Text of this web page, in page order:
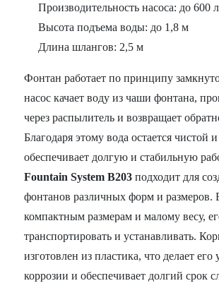
Производительность насоса: до 600
Высота подъема воды: до 1,8 м
Длина шлангов: 2,5 м
Фонтан работает по принципу
насос качает воду из чаши фонтана,
через распылитель и возвращает
Благодаря этому вода остается чистой
обеспечивает долгую и стабильную
Fountain System B203 подходит для
фонтанов различных форм и размеров.
компактным размерам и малому весу,
транспортировать и устанавливать.
изготовлен из пластика, что делает
коррозии и обеспечивает долгий срок